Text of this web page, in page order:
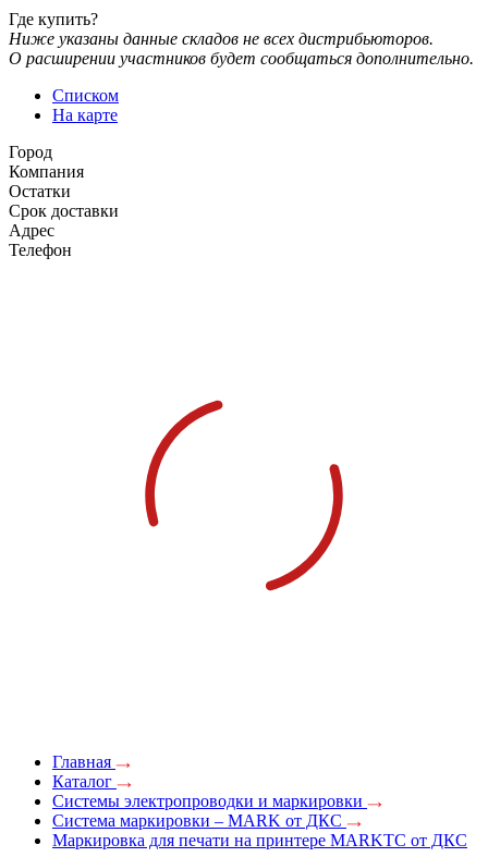
Где купить?
Ниже указаны данные складов не всех дистрибьюторов.
О расширении участников будет сообщаться дополнительно.
Списком
На карте
Город
Компания
Остатки
Срок доставки
Адрес
Телефон
Главная
Каталог
Системы электропроводки и маркировки
Система маркировки – MARK от ДКС
Маркировка для печати на принтере MARKTC от ДКС